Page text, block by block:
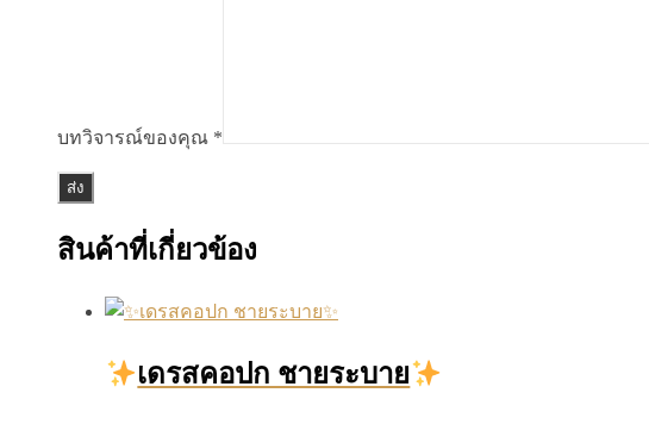
บทวิจารณ์ของคุณ *
สินค้าที่เกี่ยวข้อง
เดรสคอปก ชายระบาย